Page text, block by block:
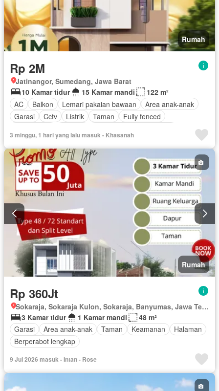
Rumah
Rp 2M
Jatinangor, Sumedang, Jawa Barat
10 Kamar tidur
15 Kamar mandi
122 m²
AC
Balkon Lemari pakaian bawaan
Area anak-anak
Garasi
Cctv Listrik Taman
Fully fenced
Secure parking
Keamanan
Keamanan 24 jam
Halaman
Televisi
3 minggu, 1 hari yang lalu masuk - Khasanah
Rumah
Rp 360Jt
Sokaraja, Sokaraja Kulon, Sokaraja, Banyumas, Jawa Tengah
3 Kamar tidur
1 Kamar mandi
48 m²
Garasi
Area anak-anak Taman Keamanan
Halaman
Berperabot lengkap
9 Jul 2026 masuk - Intan - Rose